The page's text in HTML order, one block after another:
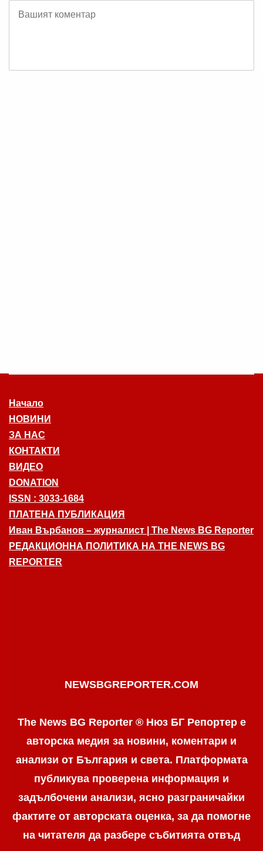
Начало
НОВИНИ
ЗА НАС
КОНТАКТИ
ВИДЕО
DONATION
ISSN : 3033-1684
ПЛАТЕНА ПУБЛИКАЦИЯ
Иван Върбанов – журналист | The News BG Reporter
РЕДАКЦИОННА ПОЛИТИКА НА THE NEWS BG
REPORTER
NEWSBGREPORTER.COM
The News BG Reporter ® Нюз БГ Репортер е
авторска медия за новини, коментари и
анализи от България и света. Платформата
публикува проверена информация и
задълбочени анализи, ясно разграничaйки
фактите от авторската оценка, за да помогне
на читателя да разбере събитията отвъд